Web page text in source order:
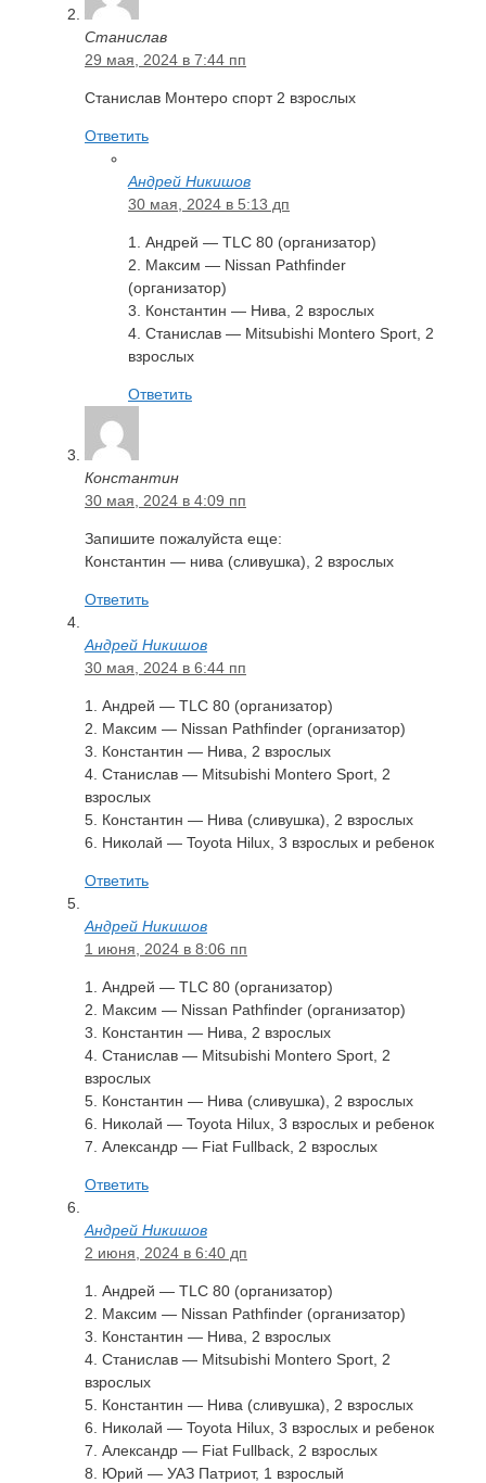
Станислав
29 мая, 2024 в 7:44 пп
Станислав Монтеро спорт 2 взрослых
Ответить
Андрей Никишов
30 мая, 2024 в 5:13 дп
1. Андрей — TLC 80 (организатор)
2. Максим — Nissan Pathfinder
(организатор)
3. Константин — Нива, 2 взрослых
4. Станислав — Mitsubishi Montero Sport, 2
взрослых
Ответить
Константин
30 мая, 2024 в 4:09 пп
Запишите пожалуйста еще:
Константин — нива (сливушка), 2 взрослых
Ответить
Андрей Никишов
30 мая, 2024 в 6:44 пп
1. Андрей — TLC 80 (организатор)
2. Максим — Nissan Pathfinder (организатор)
3. Константин — Нива, 2 взрослых
4. Станислав — Mitsubishi Montero Sport, 2
взрослых
5. Константин — Нива (сливушка), 2 взрослых
6. Николай — Toyota Hilux, 3 взрослых и ребенок
Ответить
Андрей Никишов
1 июня, 2024 в 8:06 пп
1. Андрей — TLC 80 (организатор)
2. Максим — Nissan Pathfinder (организатор)
3. Константин — Нива, 2 взрослых
4. Станислав — Mitsubishi Montero Sport, 2
взрослых
5. Константин — Нива (сливушка), 2 взрослых
6. Николай — Toyota Hilux, 3 взрослых и ребенок
7. Александр — Fiat Fullback, 2 взрослых
Ответить
Андрей Никишов
2 июня, 2024 в 6:40 дп
1. Андрей — TLC 80 (организатор)
2. Максим — Nissan Pathfinder (организатор)
3. Константин — Нива, 2 взрослых
4. Станислав — Mitsubishi Montero Sport, 2
взрослых
5. Константин — Нива (сливушка), 2 взрослых
6. Николай — Toyota Hilux, 3 взрослых и ребенок
7. Александр — Fiat Fullback, 2 взрослых
8. Юрий — УАЗ Патриот, 1 взрослый